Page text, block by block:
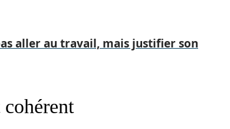
aller au travail, mais justifier son